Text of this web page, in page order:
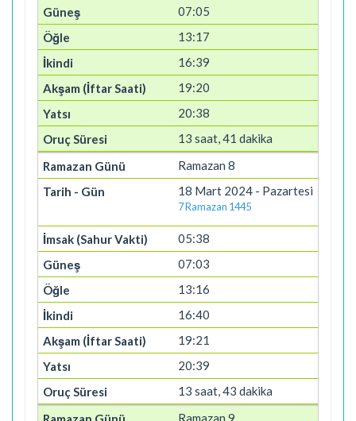
07:05
13:17
16:39
19:20
20:38
13 saat, 41 dakika
Ramazan 8
18 Mart 2024 - Pazartesi
7 Ramazan 1445
05:38
07:03
13:16
16:40
19:21
20:39
13 saat, 43 dakika
Ramazan 9